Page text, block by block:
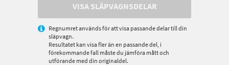
VISA SLÄPVAGNSDELAR
Regnumret används för att visa passande delar till din
släpvagn.
Resultatet kan visa fler än en passande del, i
förekommande fall måste du jämföra mått och
utförande med din originaldel.